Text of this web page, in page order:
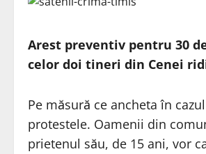
Arest preventiv pentru 30
celor doi tineri din Cenei
Pe măsură ce ancheta în
protestele. Oamenii din
prietenul său, de 15 ani, vor